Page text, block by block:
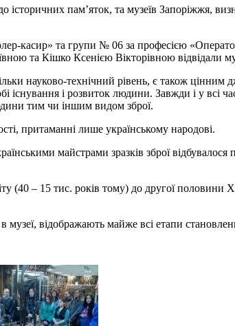
історичних пам’яток, та музеїв Запоріжжя,
касир» та групи № 06 за професією
та Кішко Ксенією Вікторівною відвідали
науково-технічний рівень, є також цінним
існування і розвиток людини. Завжди і у всі
тим чи іншим видом зброї.
притаманні лише українському народові.
майстрами зразків зброї
(40 – 15 тис. років тому) до другої половини
музеї, відображають майже всі етапи